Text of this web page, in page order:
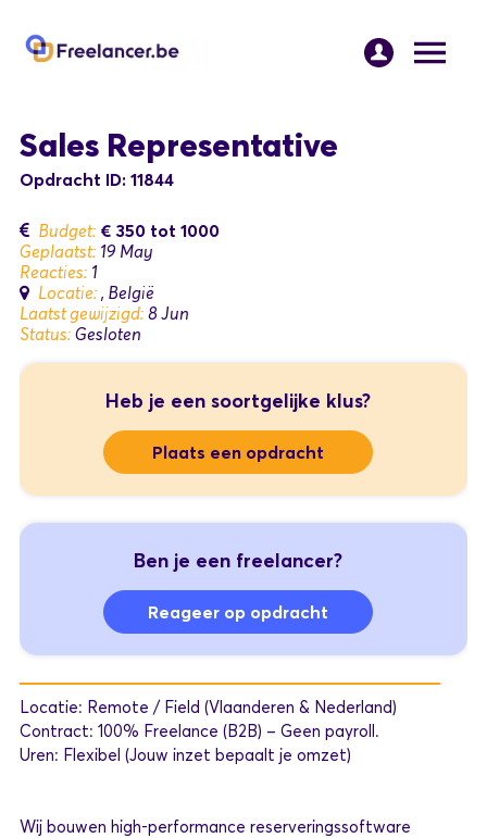
Sales Representative
Opdracht ID: 11844
Budget: € 350 tot 1000
Geplaatst: 19 May
Reacties: 1
Locatie: , België
Laatst gewijzigd: 8 Jun
Status: Gesloten
Heb je een soortgelijke klus?
Plaats een opdracht
Ben je een freelancer?
Reageer op opdracht
Locatie: Remote / Field (Vlaanderen & Nederland)
Contract: 100% Freelance (B2B) – Geen payroll.
Uren: Flexibel (Jouw inzet bepaalt je omzet)
Wij bouwen high-performance reserveringssoftware